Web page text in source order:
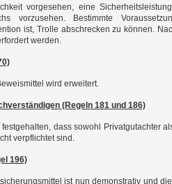
vorgesehen, eine
vorzusehen. Bestimmte
ist, Trolle abschrecken zu können.
werden.
wird erweitert.
(Regeln 181 und 186)
dass sowohl Privatgutachter
verpflichtet sind.
196)
ist nun demonstrativ und